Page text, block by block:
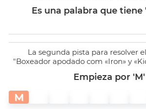
Es una palabra que tiene
La segunda pista para resolver
"Boxeador apodado com «Iron» y
Empieza por 'M'
M